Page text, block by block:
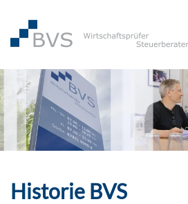
Zum Hauptinhalt springen
Historie BVS